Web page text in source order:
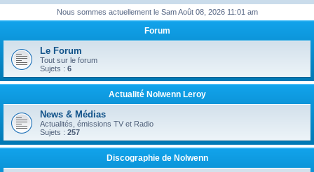
h
r
r
Nous sommes actuellement le Sam Août 08, 2026 11:01 am
Forum
Le Forum
Tout sur le forum
Sujets : 6
Actualité Nolwenn Leroy
News & Médias
Actualités, émissions TV et Radio
Sujets : 257
Discographie de Nolwenn